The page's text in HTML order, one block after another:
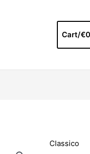
Cart/
Classico